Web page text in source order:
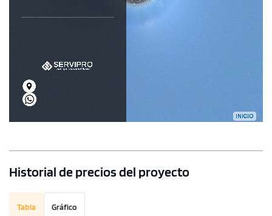
Historial de precios del proyecto
Tabla Gráfico